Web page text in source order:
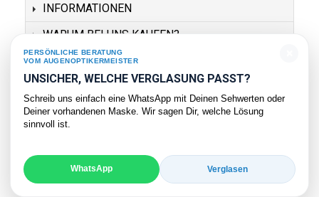
INFORMATIONEN
WARUM BEI UNS KAUFEN?
SERVICE
KONTAKT
PERSÖNLICHE BERATUNG
VOM AUGENOPTIKERMEISTER
UNSICHER, WELCHE VERGLASUNG PASST?
Schreib uns einfach eine WhatsApp mit Deinen Sehwerten oder
Deiner vorhandenen Maske. Wir sagen Dir, welche Lösung
sinnvoll ist.
WhatsApp Verglasen